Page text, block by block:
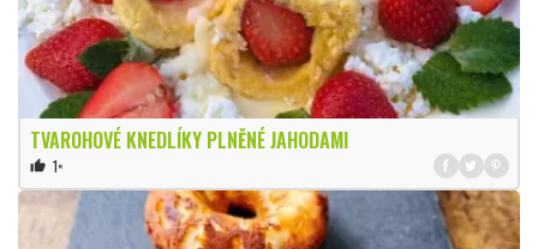
TVAROHOVÉ KNEDLÍKY PLNĚNÉ JAHODAMI
thumb_up 1×